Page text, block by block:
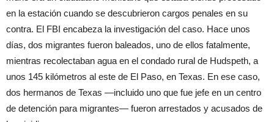
en la estación cuando se descubrieron cargos penales en su
contra. El FBI encabeza la investigación del caso. Hace unos
días, dos migrantes fueron baleados, uno de ellos fatalmente,
mientras recolectaban agua en el condado rural de Hudspeth, a
unos 145 kilómetros al este de El Paso, en Texas. En ese caso,
dos hermanos de Texas —incluido uno que fue jefe en un centro
de detención para migrantes— fueron arrestados y acusados de